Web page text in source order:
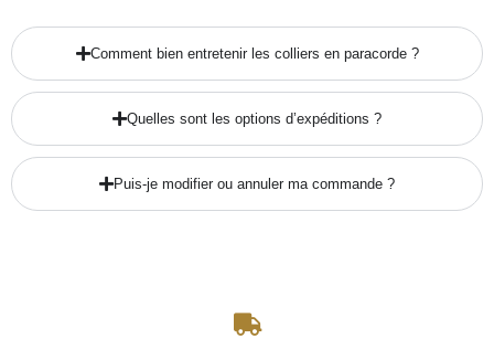
Comment bien entretenir les colliers en paracorde ?
Quelles sont les options d’expéditions ?
Puis-je modifier ou annuler ma commande ?